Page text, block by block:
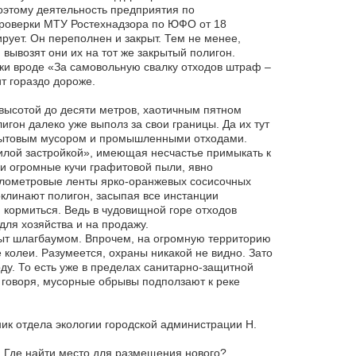
деятельность предприятия по
МТУ Ростехнадзора по ЮФО от 18
Он переполнен и закрыт. Тем не менее,
они их на тот же закрытый полигон.
вроде «За самовольную свалку отходов штраф –
гораздо дороже.
до десяти метров, хаотичным пятном
далеко уже выполз за свои границы. Да их тут
мусором и промышленными отходами.
застройкой», имеющая несчастье примыкать к
огромные кучи графитовой пыли, явно
ленты ярко-оранжевых сосисочных
полигон, засыпая все инстанции
Ведь в чудовищной горе отходов
хозяйства и на продажу.
шлагбаумом. Впрочем, на огромную территорию
Разумеется, охраны никакой не видно. Зато
То есть уже в пределах санитарно-защитной
мусорные обрывы подползают к реке
отдела экологии городской администрации Н.
найти место для размещения нового?